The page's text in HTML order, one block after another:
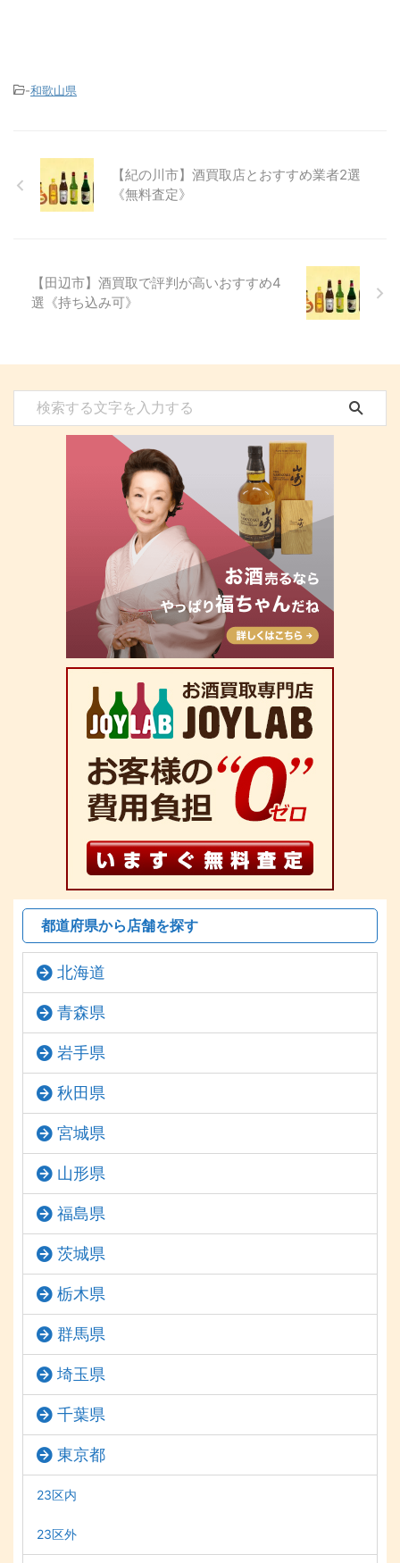
-和歌山県
【紀の川市】酒買取店とおすすめ業者2選
《無料査定》
【田辺市】酒買取で評判が高いおすすめ4
選《持ち込み可》
都道府県から店舗を探す
北海道
青森県
岩手県
秋田県
宮城県
山形県
福島県
茨城県
栃木県
群馬県
埼玉県
千葉県
東京都
23区内
23区外